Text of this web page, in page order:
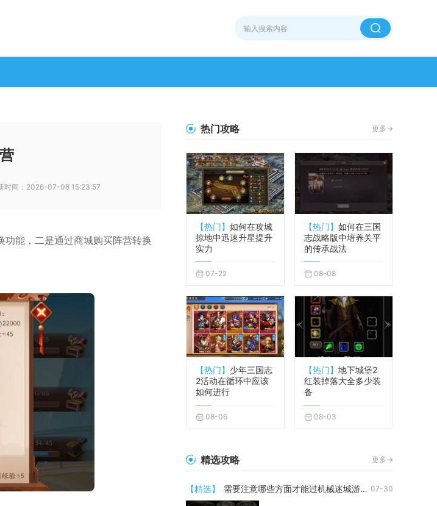
时间： 2026-07-08 15:23:57
能，二是通过商城购买阵营转换
热门攻略 更多->
【热门】 如何在攻城
掠地中迅速升星提升
实力
07-22
【热门】 如何在三国
志战略版中培养关平
的传承战法
08-08
【热门】 少年三国志
2活动在循环中应该
如何进行
08-06
【热门】 地下城堡2
红装掉落大全多少装
备
08-03
精选攻略 更多->
【精选】 需要注意哪些方面才能过机械迷城游戏厅 07-30